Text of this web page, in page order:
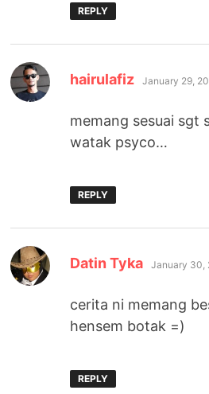
REPLY
hairulafiz says:
January 29,
memang sesuai sgt
watak psyco…
REPLY
Datin Tyka says:
January 30,
cerita ni memang
hensem botak =)
REPLY